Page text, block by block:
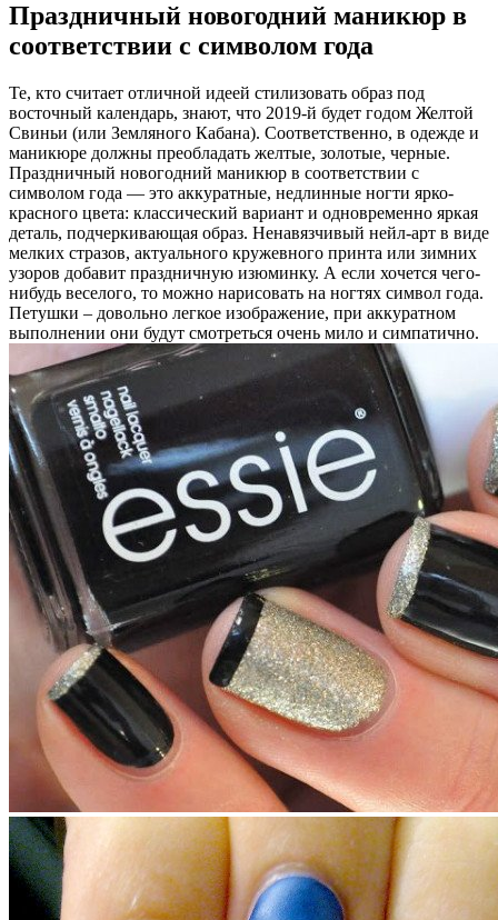
Праздничный новогодний маникюр в
соответствии с символом года
Те, кто считает отличной идеей стилизовать образ под
восточный календарь, знают, что 2019-й будет годом Желтой
Свиньи (или Земляного Кабана). Соответственно, в одежде и
маникюре должны преобладать желтые, золотые, черные.
Праздничный новогодний маникюр в соответствии с
символом года — это аккуратные, недлинные ногти ярко-
красного цвета: классический вариант и одновременно яркая
деталь, подчеркивающая образ. Ненавязчивый нейл-арт в виде
мелких стразов, актуального кружевного принта или зимних
узоров добавит праздничную изюминку. А если хочется чего-
нибудь веселого, то можно нарисовать на ногтях символ года.
Петушки – довольно легкое изображение, при аккуратном
выполнении они будут смотреться очень мило и симпатично.